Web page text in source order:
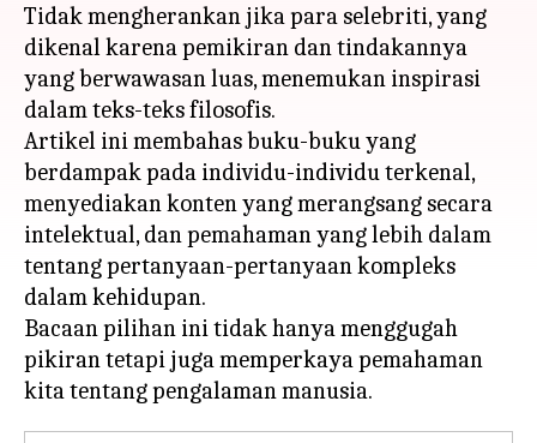
Tidak mengherankan jika para selebriti, yang
dikenal karena pemikiran dan tindakannya
yang berwawasan luas, menemukan inspirasi
dalam teks-teks filosofis.
Artikel ini membahas buku-buku yang
berdampak pada individu-individu terkenal,
menyediakan konten yang merangsang secara
intelektual, dan pemahaman yang lebih dalam
tentang pertanyaan-pertanyaan kompleks
dalam kehidupan.
Bacaan pilihan ini tidak hanya menggugah
pikiran tetapi juga memperkaya pemahaman